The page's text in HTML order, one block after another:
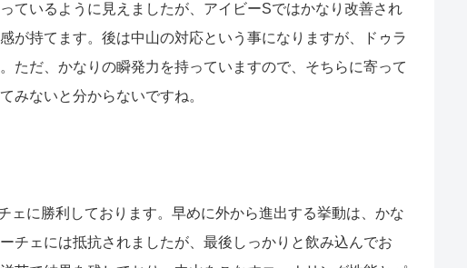
ているように見えましたが、アイビーSではかなり改善され
が持てます。後は中山の対応という事になりますが、ドゥラ
ただ、かなりの瞬発力を持っていますので、そちらに寄って
みないと分からないですね。
ェに勝利しております。早めに外から進出する挙動は、かな
チェには抵抗されましたが、最後しっかりと飲み込んでお